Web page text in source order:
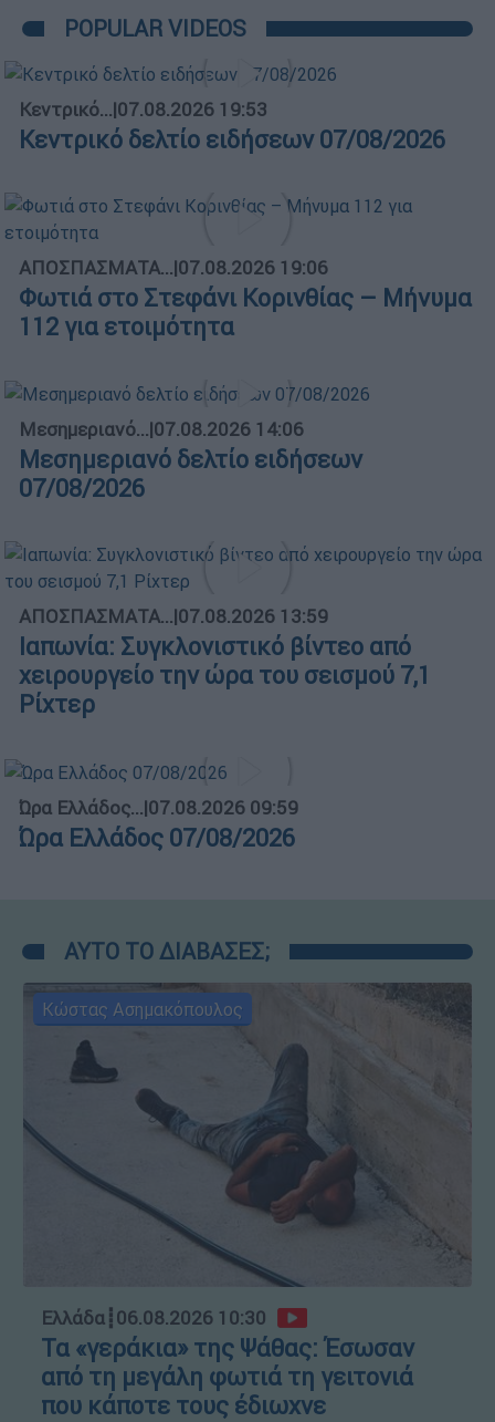
POPULAR VIDEOS
Κεντρικό...|07.08.2026 19:53
Κεντρικό δελτίο ειδήσεων 07/08/2026
ΑΠΟΣΠΑΣΜΑΤΑ...|07.08.2026 19:06
Φωτιά στο Στεφάνι Κορινθίας – Μήνυμα
112 για ετοιμότητα
Μεσημεριανό...|07.08.2026 14:06
Μεσημεριανό δελτίο ειδήσεων
07/08/2026
ΑΠΟΣΠΑΣΜΑΤΑ...|07.08.2026 13:59
Ιαπωνία: Συγκλονιστικό βίντεο από
χειρουργείο την ώρα του σεισμού 7,1
Ρίχτερ
Ώρα Ελλάδος...|07.08.2026 09:59
Ώρα Ελλάδος 07/08/2026
ΑΥΤΟ ΤΟ ΔΙΑΒΑΣΕΣ;
Κώστας Ασημακόπουλος
Ελλάδα┋06.08.2026 10:30
Τα «γεράκια» της Ψάθας: Έσωσαν
από τη μεγάλη φωτιά τη γειτονιά
που κάποτε τους έδιωχνε